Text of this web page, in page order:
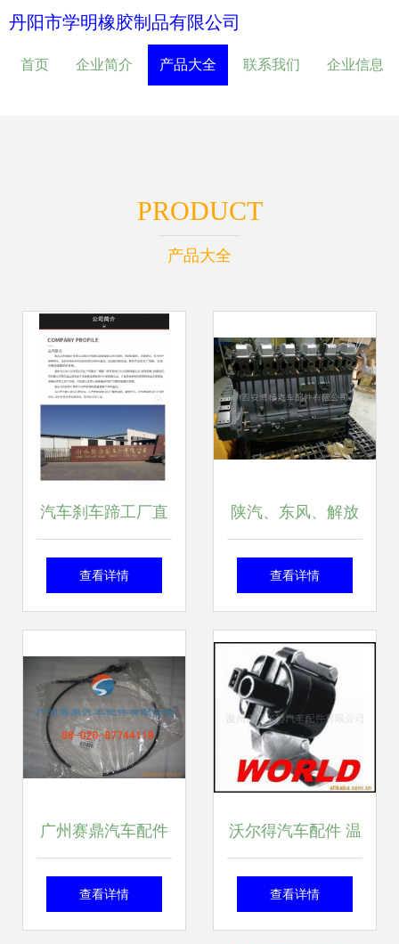
丹阳市学明橡胶制品有限公司
首页 企业简介 产品大全 联系我们 企业信息
PRODUCT
产品大全
汽车刹车蹄工厂直
营 一站式采购
摩擦片，规格齐全
保障行车安全
查看详情
陕汽、东风、解放
LNG天然气减压阀
达因气瓶减压阀 价
格、图片与配件厂
家解析
查看详情
广州赛鼎汽车配件
高品质大包围产品
查看详情
沃尔得汽车配件 温
州市汽车内饰件的
查看详情